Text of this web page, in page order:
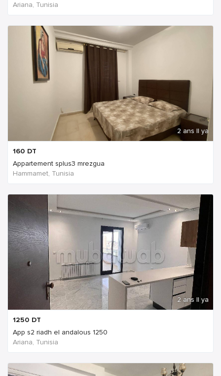
Ariana, Tunisia
2 ans Il ya
160 DT
Appartement splus3 mrezgua
Hammamet, Tunisia
2 ans Il ya
1250 DT
App s2 riadh el andalous 1250
Ariana, Tunisia